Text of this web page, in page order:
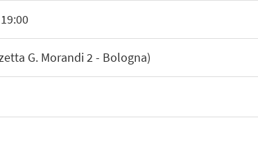
G. Morandi 2 - Bologna)